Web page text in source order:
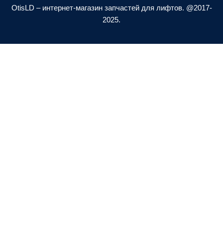
a
t
p
OtisLD – интернет-магазин запчастей для лифтов. @2017-
2025.